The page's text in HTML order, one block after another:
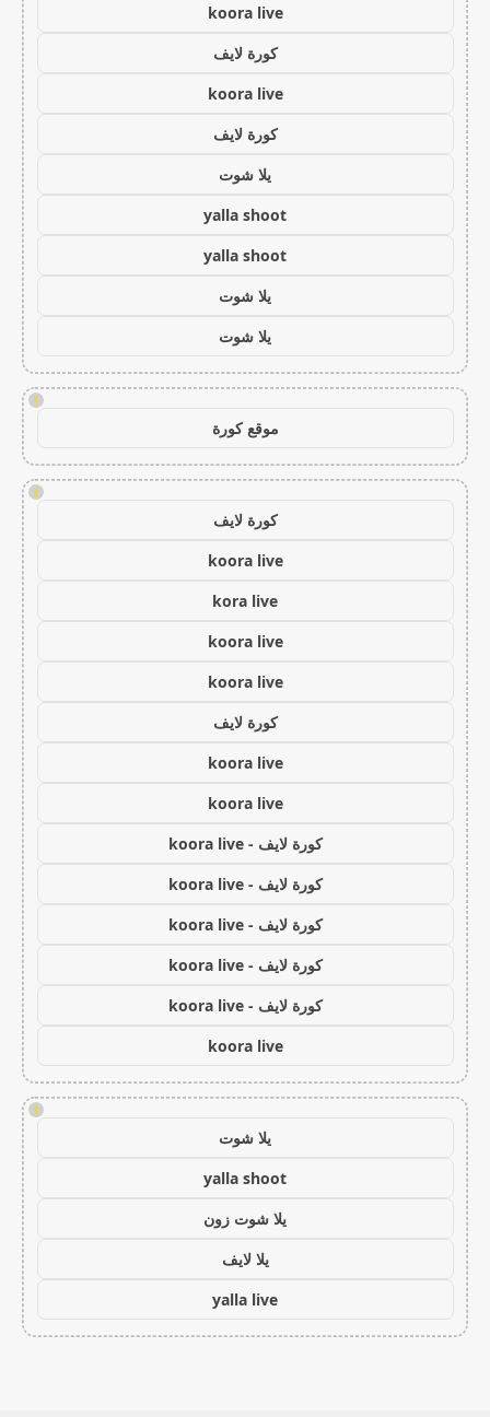
koora live
كورة لايف
koora live
كورة لايف
يلا شوت
yalla shoot
yalla shoot
يلا شوت
يلا شوت
!
موقع كورة
!
كورة لايف
koora live
kora live
koora live
koora live
كورة لايف
koora live
koora live
كورة لايف - koora live
كورة لايف - koora live
كورة لايف - koora live
كورة لايف - koora live
كورة لايف - koora live
koora live
!
يلا شوت
yalla shoot
يلا شوت زون
يلا لايف
yalla live